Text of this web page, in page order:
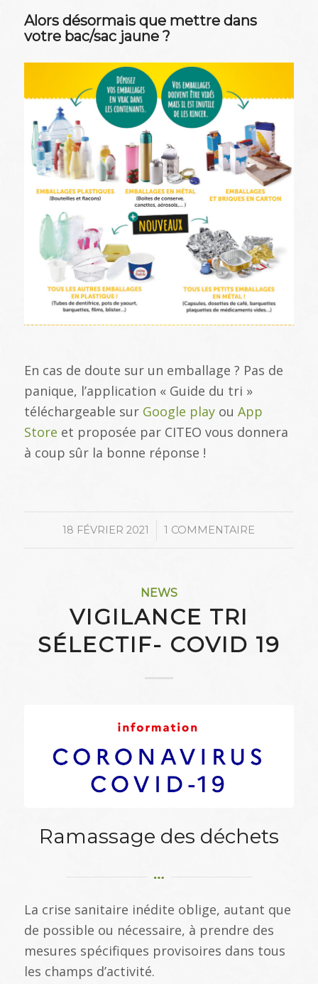
Alors désormais que mettre dans
votre bac/sac jaune ?
En cas de doute sur un emballage ? Pas de
panique, l’application « Guide du tri »
téléchargeable sur Google playou App
Store et proposée par CITEO vous donnera
à coup sûr la bonne réponse !
18 FÉVRIER 2021
/ 1 COMMENTAIRE
NEWS
VIGILANCE TRI
SÉLECTIF- COVID 19
Ramassage des déchets
La crise sanitaire inédite oblige, autant que
de possible ou nécessaire, à prendre des
mesures spécifiques provisoires dans tous
les champs d’activité.